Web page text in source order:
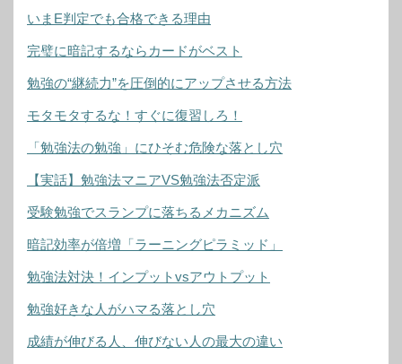
いまE判定でも合格できる理由
完璧に暗記するならカードがベスト
勉強の“継続力”を圧倒的にアップさせる方法
モタモタするな！すぐに復習しろ！
「勉強法の勉強」にひそむ危険な落とし穴
【実話】勉強法マニアVS勉強法否定派
受験勉強でスランプに落ちるメカニズム
暗記効率が倍増「ラーニングピラミッド」
勉強法対決！インプットvsアウトプット
勉強好きな人がハマる落とし穴
成績が伸びる人、伸びない人の最大の違い